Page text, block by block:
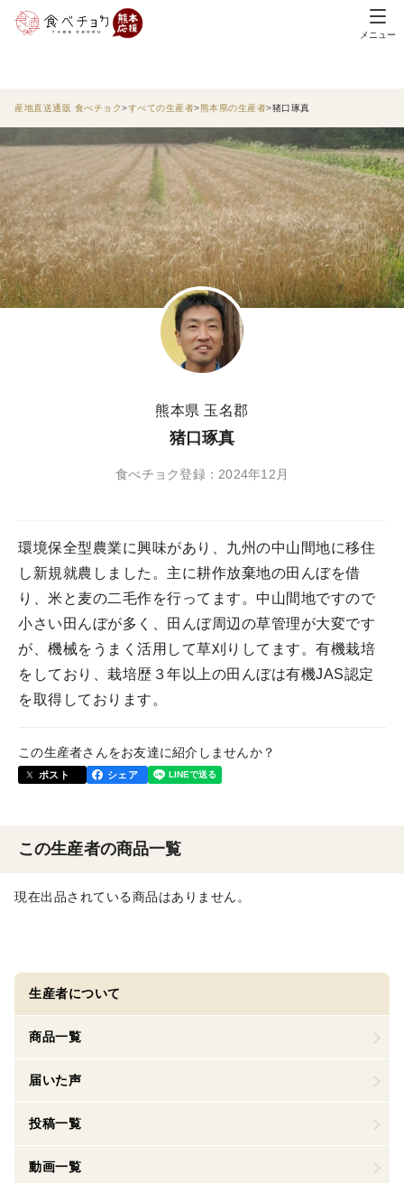
メニュー
産地直送通販 食べチョク すべての生産者 熊本県の生産者 猪口琢真
熊本県 玉名郡
猪口琢真
食べチョク登録：2024年12月
環境保全型農業に興味があり、九州の中山間地に移住
し新規就農しました。主に耕作放棄地の田んぼを借
り、米と麦の二毛作を行ってます。中山間地ですので
小さい田んぼが多く、田んぼ周辺の草管理が大変です
が、機械をうまく活用して草刈りしてます。有機栽培
をしており、栽培歴３年以上の田んぼは有機JAS認定
を取得しております。
この生産者さんをお友達に紹介しませんか？
ポスト シェア
この生産者の商品一覧
現在出品されている商品はありません。
生産者について
商品一覧
届いた声
投稿一覧
動画一覧